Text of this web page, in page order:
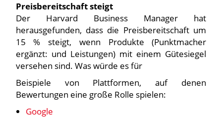
Preisbereitschaft steigt
Der Harvard Business Manager hat
herausgefunden, dass die Preisbereitschaft um
15 % steigt, wenn Produkte (Punktmacher
ergänzt: und Leistungen) mit einem Gütesiegel
versehen sind. Was würde es für
Beispiele von Plattformen, auf denen
Bewertungen eine große Rolle spielen:
Google